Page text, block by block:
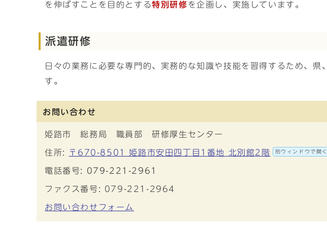
を伸ばすことを目的とする特別研修 を企画し、実施しています。
派遣研修
日々の業務に必要な専門的、実務的な知識や技能を習得するため、
す。
お問い合わせ
姫路市 総務局 職員部 研修厚生センター
住所: 〒670-8501 姫路市安田四丁目1番地 北別館2階 別ウィンドウで開く
電話番号: 079-221-2961
ファクス番号: 079-221-2964
お問い合わせフォーム